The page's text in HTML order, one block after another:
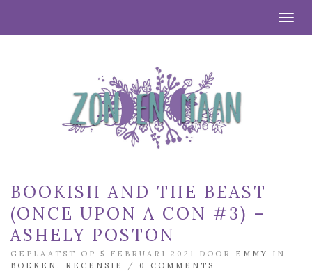
BOOKISH AND THE BEAST
(ONCE UPON A CON #3) –
ASHELY POSTON
GEPLAATST OP 5 FEBRUARI 2021 DOOR EMMY
IN
BOEKEN
RECENSIE / 0 COMMENTS